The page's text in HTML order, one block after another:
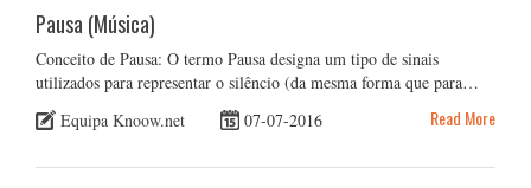
Pausa (Música)
Conceito de Pausa: O termo Pausa designa um tipo de sinais
utilizados para representar o silêncio (da mesma forma que para…
Equipa Knoow.net
07-07-2016 Read More